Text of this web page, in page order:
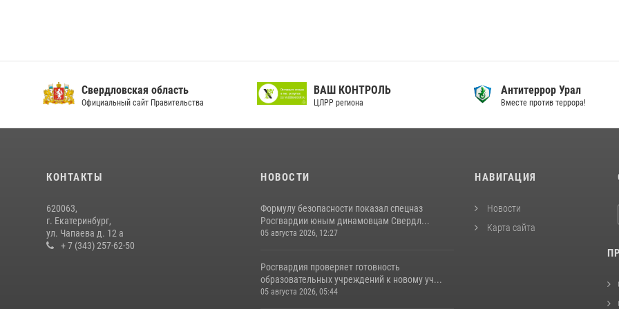
Свердловская область
Официальный сайт Правительства
ВАШ КОНТРОЛЬ
ЦЛРР региона
Антитеррор Урал
Вместе против террора!
КОНТАКТЫ
620063,
г. Екатеринбург,
ул. Чапаева д. 12 а
+ 7 (343) 257-62-50
НОВОСТИ
Формулу безопасности показал спецназ
Росгвардии юным динамовцам Свердл...
05 августа 2026, 12:27
Росгвардия проверяет готовность
образовательных учреждений к новому уч...
05 августа 2026, 05:44
НАВИГАЦИЯ
Новости
Карта сайта